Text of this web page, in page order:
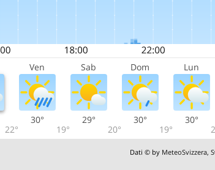
Ven Sab Dom Lun
22°
30°
19°
29°
20°
30°
19°
30°
Dati © by MeteoSvizzera,